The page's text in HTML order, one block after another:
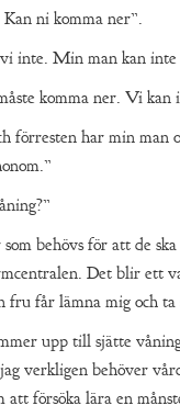
ni komma ner”.
inte. Min man kan inte
komma ner. Vi
förresten har min
behövs för att de
Det blir ett
fru får lämna mig och ta
upp till sjätte
verkligen behöver
att försöka lära en